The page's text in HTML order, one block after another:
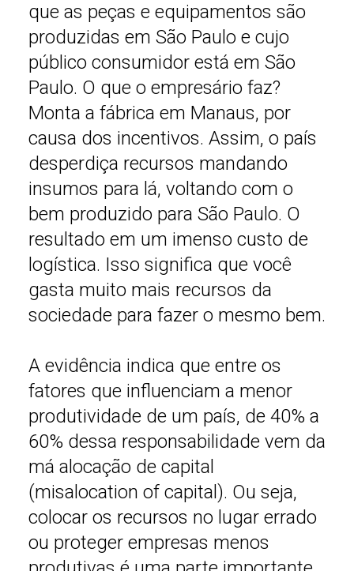
que as peças e equipamentos são
produzidas em São Paulo e cujo
público consumidor está em São
Paulo. O que o empresário faz?
Monta a fábrica em Manaus, por
causa dos incentivos. Assim, o país
desperdiça recursos mandando
insumos para lá, voltando com o
bem produzido para São Paulo. O
resultado em um imenso custo de
logística. Isso significa que você
gasta muito mais recursos da
sociedade para fazer o mesmo bem.
A evidência indica que entre os
fatores que influenciam a menor
produtividade de um país, de 40% a
60% dessa responsabilidade vem da
má alocação de capital
(misalocation of capital). Ou seja,
colocar os recursos no lugar errado
ou proteger empresas menos